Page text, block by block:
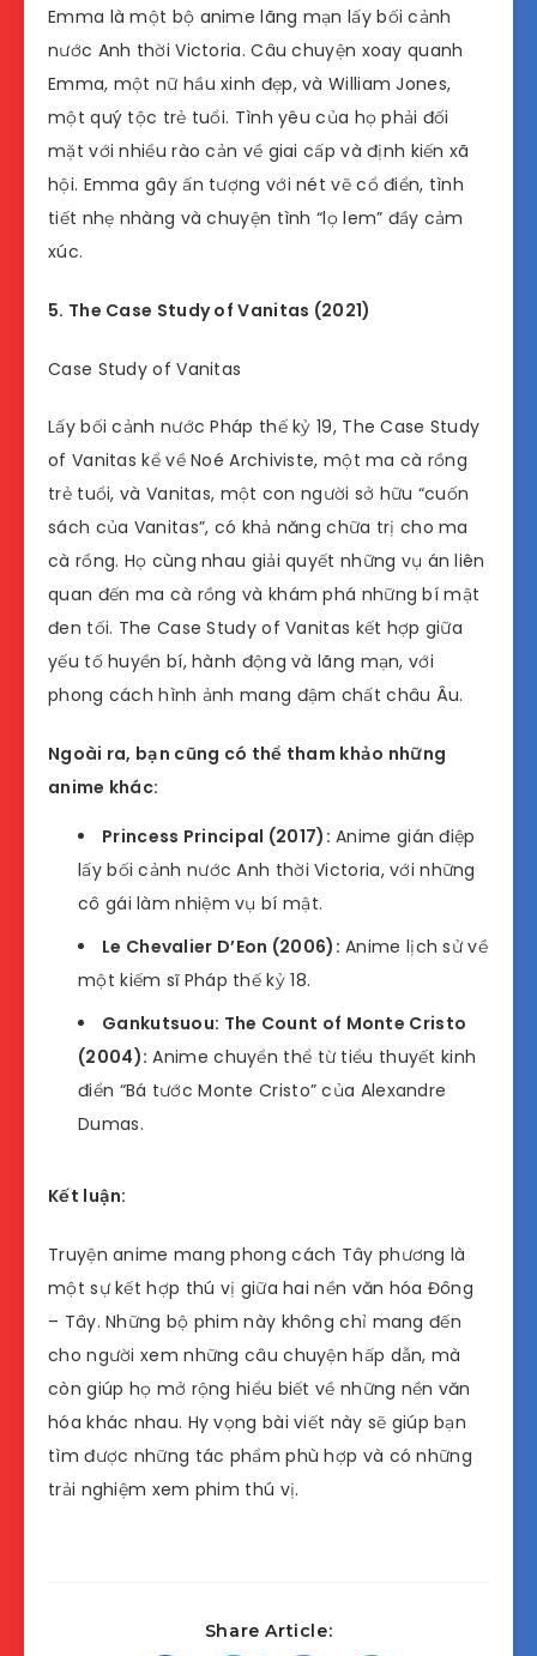
Emma là một bộ anime lãng mạn lấy bối cảnh
nước Anh thời Victoria. Câu chuyện xoay quanh
Emma, một nữ hầu xinh đẹp, và William Jones,
một quý tộc trẻ tuổi. Tình yêu của họ phải đối
mặt với nhiều rào cản về giai cấp và định kiến xã
hội. Emma gây ấn tượng với nét vẽ cổ điển, tình
tiết nhẹ nhàng và chuyện tình “lọ lem” đầy cảm
xúc.
5. The Case Study of Vanitas (2021)
Case Study of Vanitas
Lấy bối cảnh nước Pháp thế kỷ 19, The Case Study
of Vanitas kể về Noé Archiviste, một ma cà rồng
trẻ tuổi, và Vanitas, một con người sở hữu “cuốn
sách của Vanitas”, có khả năng chữa trị cho ma
cà rồng. Họ cùng nhau giải quyết những vụ án liên
quan đến ma cà rồng và khám phá những bí mật
đen tối. The Case Study of Vanitas kết hợp giữa
yếu tố huyền bí, hành động và lãng mạn, với
phong cách hình ảnh mang đậm chất châu Âu.
Ngoài ra, bạn cũng có thể tham khảo những
anime khác:
Princess Principal (2017): Anime gián điệp
lấy bối cảnh nước Anh thời Victoria, với những
cô gái làm nhiệm vụ bí mật.
Le Chevalier D’Eon (2006): Anime lịch sử về
một kiếm sĩ Pháp thế kỷ 18.
Gankutsuou: The Count of Monte Cristo
(2004): Anime chuyển thể từ tiểu thuyết kinh
điển “Bá tước Monte Cristo” của Alexandre
Dumas.
Kết luận:
Truyện anime mang phong cách Tây phương là
một sự kết hợp thú vị giữa hai nền văn hóa Đông
– Tây. Những bộ phim này không chỉ mang đến
cho người xem những câu chuyện hấp dẫn, mà
còn giúp họ mở rộng hiểu biết về những nền văn
hóa khác nhau. Hy vọng bài viết này sẽ giúp bạn
tìm được những tác phẩm phù hợp và có những
trải nghiệm xem phim thú vị.
Share Article: